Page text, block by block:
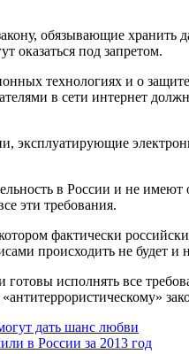
обязывающие
оказаться под запретом.
технологиях и о защите
в сети интернет
эксплуатирующие
в России и не
эти требования.
фактически
происходить не будет и
исполнять все
дать шанс любви
в России за 2013 год